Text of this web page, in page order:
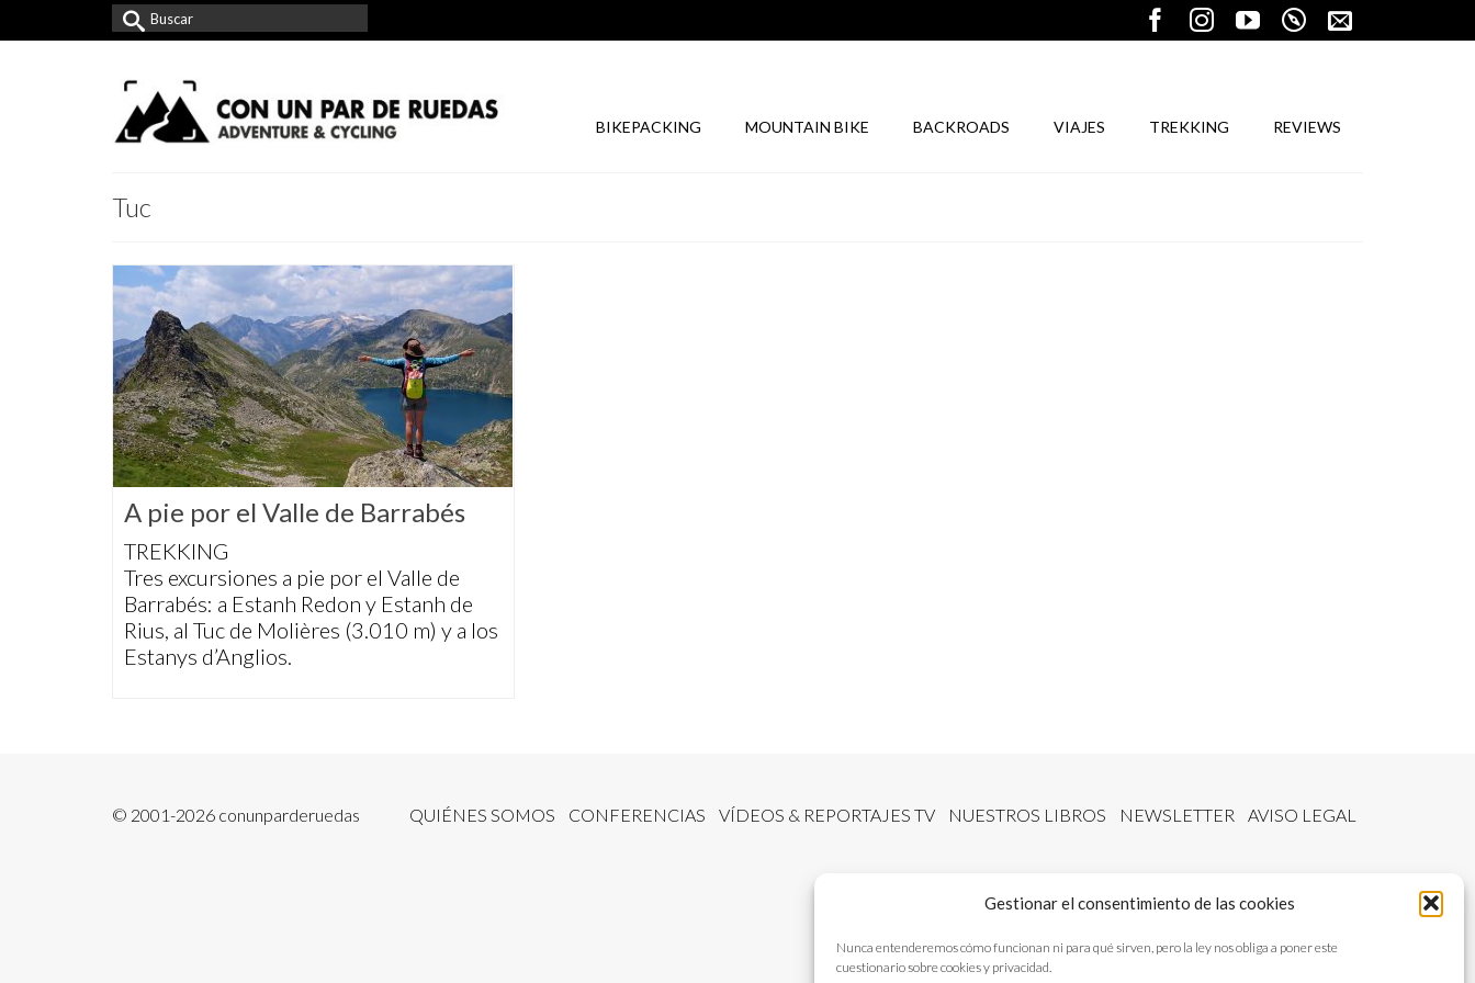
Gestionar el consentimiento de las cookies
Nunca entenderemos cómo funcionan ni para qué sirven, pero la ley nos obliga a poner este
cuestionario sobre cookies y privacidad.
Buscar
por:
BIKEPACKING MOUNTAIN BIKE BACKROADS VIAJES TREKKING REVIEWS
Tuc
A pie por el Valle de Barrabés
TREKKING
Tres excursiones a pie por el Valle de
Barrabés: a Estanh Redon y Estanh de
Rius, al Tuc de Molières (3.010 m) y a los
Estanys d’Anglios.
QUIÉNES SOMOS CONFERENCIAS VÍDEOS & REPORTAJES TV NUESTROS LIBROS NEWSLETTER AVISO LEGAL
© 2001-2026 conunparderuedas